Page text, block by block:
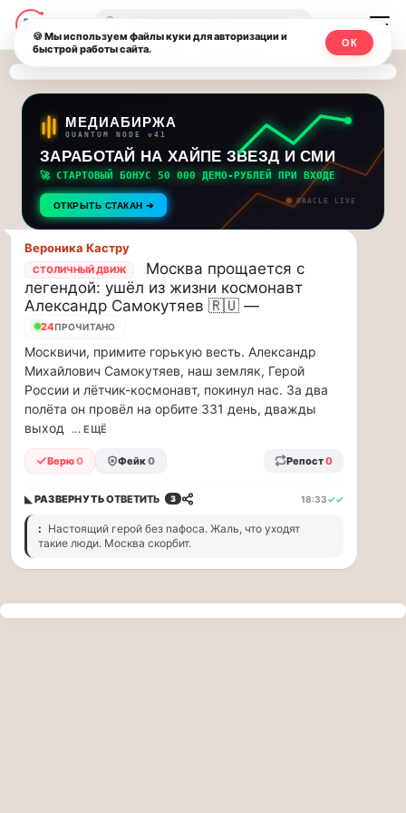
Последние
новости
и
обновления
потока:
Друзья,
приглашаем
на
музыкальную
прогулку
по
Москве
Чайковского!…
приглашаем
на
музыкальную
прогулку
по
Москве
Чайковского!
|
16:00
Петр
Москвичи.net
—
Главный
столичный
чат-
мессенджер,
новости
и
инсайды
Москвы
🔍
МЕДИАБИРЖА
QUANTUM NODE v41
ЗАРАБОТАЙ НА ХАЙПЕ ЗВЕЗД И СМИ
🚀 СТАРТОВЫЙ БОНУС 50 000 ДЕМО-РУБЛЕЙ ПРИ ВХОДЕ
ОТКРЫТЬ СТАКАН ➔ ORACLE LIVE
Вероника Кастру
СТОЛИЧНЫЙ ДВИЖ
Москва прощается с
легендой: ушёл из жизни космонавт
Александр Самокутяев 🇷🇺 —
24ПРОЧИТАНО
Москвичи, примите горькую весть. Александр
Михайлович Самокутяев, наш земляк, Герой
России и лётчик-космонавт, покинул нас. За два
полёта он провёл на орбите 331 день, дважды
выход
... ЕЩЁ
Верю0 Фейк0 Репост0
◣ РАЗВЕРНУТЬОТВЕТИТЬ 3 18:33✓✓
: Настоящий герой без пафоса. Жаль, что уходят
такие люди. Москва скорбит.
🍪 Мы используем файлы куки для авторизации и
быстрой работы сайта.
ОК